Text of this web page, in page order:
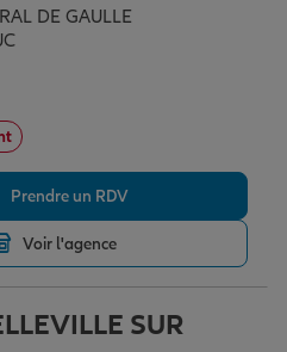
la vie
DE GAULLE
Prendre un RDV
Voir l'agence
SUR